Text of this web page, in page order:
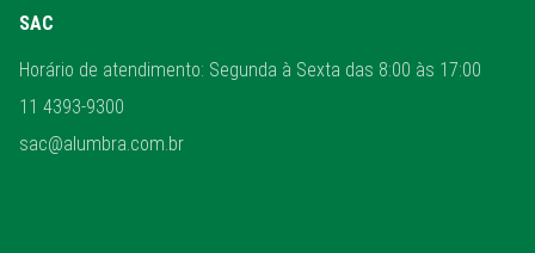
SAC
Horário de atendimento: Segunda à Sexta das 8:00 às 17:00
11 4393-9300
sac@alumbra.com.br